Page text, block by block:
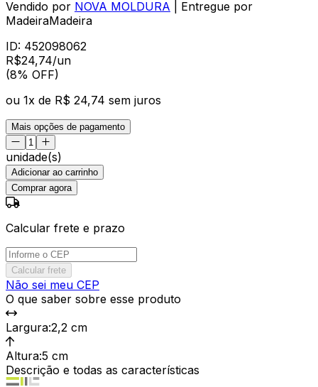
Vendido por NOVA MOLDURA
| Entregue por
MadeiraMadeira
ID: 452098062
R$24,74/un
(8% OFF)
ou 1x de R$ 24,74 sem juros
Mais opções de pagamento
unidade(s)
Adicionar ao carrinho
Comprar agora
Calcular frete e prazo
Calcular frete
Não sei meu CEP
O que saber sobre esse produto
Largura:2,2 cm
Altura:5 cm
Descrição e todas as características